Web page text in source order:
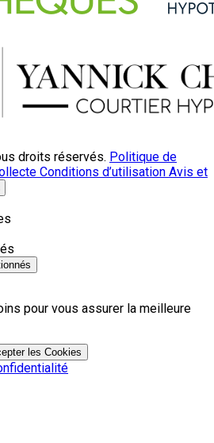
droits réservés. Politique de
Conditions d’utilisation Avis et
pour vous assurer la meilleure
les Cookies